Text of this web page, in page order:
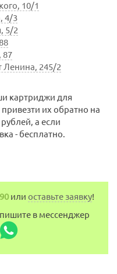
10/1
4/3
5/2
87
Ленина, 245/2
картриджи для
привезти их обратно на
а если
- бесплатно.
или оставьте заявку!
в мессенджер